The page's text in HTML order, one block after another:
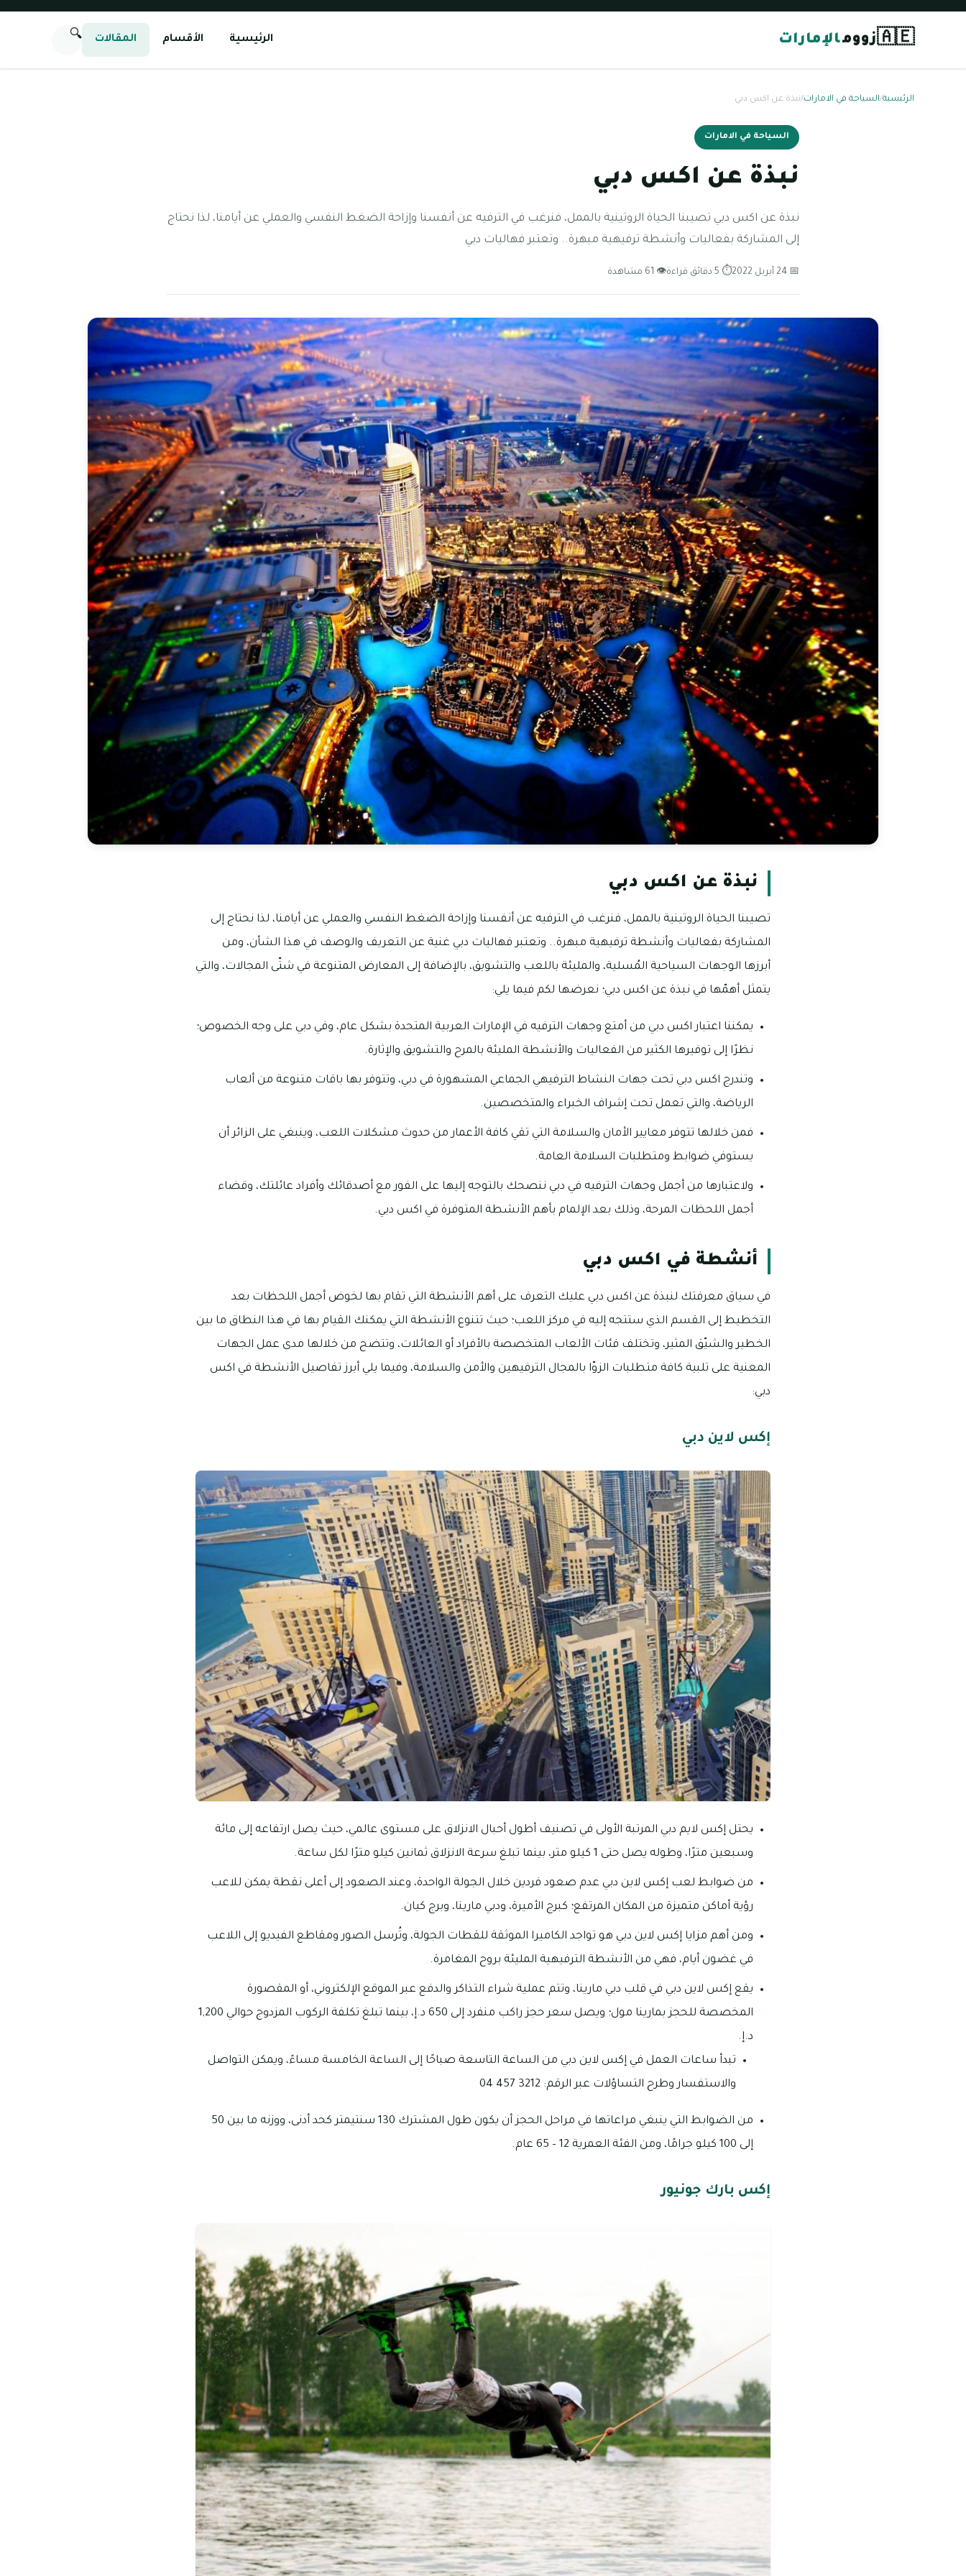
🇦🇪زوومالإمارات الرئيسية الأقسام المقالات 🔍
الرئيسية/السياحة في الامارات/نبذة عن اكس دبي
السياحة في الامارات
نبذة عن اكس دبي
نبذة عن اكس دبي تصيبنا الحياة الروتينية بالممل، فنرغب في الترفيه عن أنفسنا وإزاحة الضغط النفسي والعملي عن أيامنا، لذا نحتاج
إلى المشاركة بفعاليات وأنشطة ترفيهية مبهرة.. وتعتبر فهاليات دبي
📅 24 أبريل 2022 ⏱ 5 دقائق قراءة 👁 61 مشاهدة
نبذة عن اكس دبي
تصيبنا الحياة الروتينية بالممل، فنرغب في الترفيه عن أنفسنا وإزاحة الضغط النفسي والعملي عن أيامنا، لذا نحتاج إلى
المشاركة بفعاليات وأنشطة ترفيهية مبهرة.. وتعتبر فهاليات دبي غنية عن التعريف والوصف في هذا الشأن، ومن
أبرزها الوجهات السياحية المُسلية، والمليئة باللعب والتشويق، بالإضافة إلى المعارض المتنوعة في شتّى المجالات، والتي
يتمثل أهمّها في نبذة عن اكس دبي؛ نعرضها لكم فيما يلي:
يمكننا اعتبار اكس دبي من أمتع وجهات الترفيه في الإمارات العربية المتحدة بشكل عام، وفي دبي على وجه الخصوص؛
نظرًا إلى توفيرها الكثير من الفعاليات والأنشطة المليئة بالمرح والتشويق والإثارة.
وتندرج اكس دبي تحت جهات النشاط الترفيهي الجماعي المشهورة في دبي، وتتوفر بها باقات متنوعة من ألعاب
الرياضة، والتي تعمل تحت إشراف الخبراء والمتخصصين.
فمن خلالها تتوفر معايير الأمان والسلامة التي تقي كافة الأعمار من حدوث مشكلات اللعب، وينبغي على الزائر أن
يستوفي ضوابط ومتطلبات السلامة العامة.
ولاعتبارها من أجمل وجهات الترفيه في دبي ننصحك بالتوجه إليها على الفور مع أصدقائك وأفراد عائلتك، وقضاء
أجمل اللحظات المرحة، وذلك بعد الإلمام بأهم الأنشطة المتوفرة في اكس دبي.
أنشطة في اكس دبي
في سياق معرفتك لنبذة عن اكس دبي عليك التعرف على أهم الأنشطة التي تقام بها لخوض أجمل اللحظات بعد
التخطيط إلى القسم الذي ستتجه إليه في مركز اللعب؛ حيث تتنوع الأنشطة التي يمكنك القيام بها في هذا النطاق ما بين
الخطير والشيّق المثير، وتختلف فئات الألعاب المتخصصة بالأفراد أو العائلات، وتتضح من خلالها مدى عمل الجهات
المعنية على تلبية كافة متطلبات الزوّا بالمجال الترفيهين والأمن والسلامة، وفيما يلي أبرز تفاصيل الأنشطة في اكس
دبي:
إكس لاين دبي
يحتل إكس لايم دبي المرتبة الأولى في تصنيف أطول أحبال الانزلاق على مستوى عالمي، حيث يصل ارتفاعه إلى مائة
وسبعين مترًا، وطوله يصل حتى 1 كيلو متر، بينما تبلغ سرعة الانزلاق ثمانين كيلو مترًا لكل ساعة.
من ضوابط لعب إكس لاين دبي عدم صعود فردين خلال الجولة الواحدة، وعند الصعود إلى أعلى نقطة يمكن للاعب
رؤية أماكن متميزة من المكان المرتفع؛ كبرج الأميرة، ودبي مارينا، وبرج كيان.
ومن أهم مزايا إكس لاين دبي هو تواجد الكاميرا الموثقة للقطات الجولة، وتُرسل الصور ومقاطع الفيديو إلى اللاعب
في غضون أيام، فهي من الأنشطة الترفيهية المليئة بروح المغامرة.
يقع إكس لاين دبي في قلب دبي مارينا، وتتم عملية شراء التذاكر والدفع عبر الموقع الإلكتروني، أو المقصورة
المخصصة للحجز بمارينا مول؛ ويصل سعر حجز راكب منفرد إلى 650 د.إ، بينما تبلغ تكلفة الركوب المزدوج حوالي 1,200
د.إ.
تبدأ ساعات العمل في إكس لاين دبي من الساعة التاسعة صباحًا إلى الساعة الخامسة مساءً، ويمكن التواصل
والاستفسار وطرح التساؤلات عبر الرقم: 3212 457 04
من الضوابط التي ينبغي مراعاتها في مراحل الحجز أن يكون طول المشترك 130 سنتيمتر كحد أدنى، ووزنه ما بين 50
إلى 100 كيلو جرامًا، ومن الفئة العمرية 12 – 65 عام.
إكس بارك جونيور